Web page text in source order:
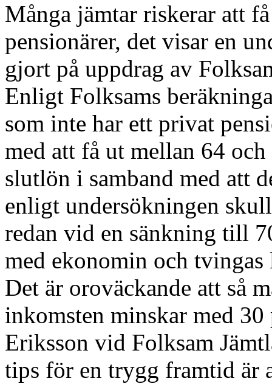
Många jämtar riskerar att
pensionärer, det visar en
gjort på uppdrag av
Enligt Folksams
som inte har ett privat
med att få ut mellan 64
slutlön i samband med att
enligt undersökningen
redan vid en sänkning till
med ekonomin och tvingas
Det är oroväckande att så
inkomsten minskar med
Eriksson vid Folksam
tips för en trygg framtid är